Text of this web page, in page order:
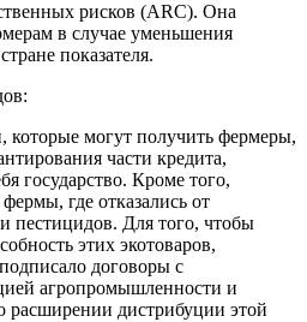
рисков (ARC). Она
в случае уменьшения
показателя.
которые могут получить фермеры,
части кредита,
государство. Кроме того,
где отказались от
пестицидов. Для того, чтобы
этих экотоваров,
договоры с
агропромышленности и
расширении дистрибуции этой